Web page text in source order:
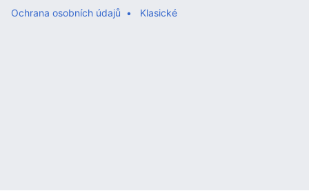
Ochrana osobních údajů
Klasické